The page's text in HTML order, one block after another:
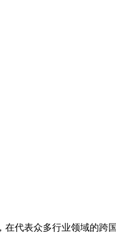
在代表众多行业领域的